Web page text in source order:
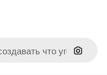
Поиск